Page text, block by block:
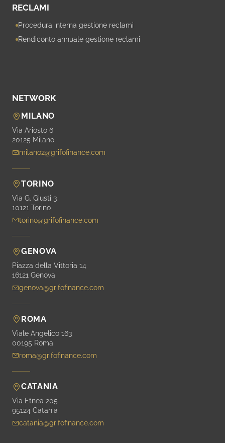
RECLAMI
Procedura interna gestione reclami
Rendiconto annuale gestione reclami
NETWORK
MILANO
Via Ariosto 6
20125 Milano
milano2@grifofinance.com
TORINO
Via G. Giusti 3
10121 Torino
torino@grifofinance.com
GENOVA
Piazza della Vittoria 14
16121 Genova
genova@grifofinance.com
ROMA
Viale Angelico 163
00195 Roma
roma@grifofinance.com
CATANIA
Via Etnea 205
95124 Catania
catania@grifofinance.com